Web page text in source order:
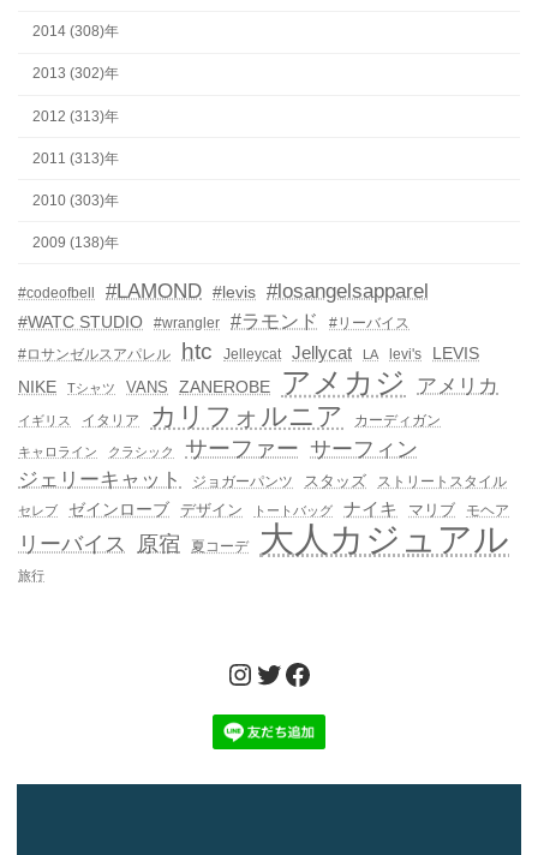
2014 (308)年
2013 (302)年
2012 (313)年
2011 (313)年
2010 (303)年
2009 (138)年
#codeofbell #LAMOND #levis #losangelsapparel
#WATC STUDIO #wrangler #ラモンド
#リーバイス
#ロサンゼルスアパレル
htc Jelleycat Jellycat LA levi's
LEVIS
NIKE
Tシャツ VANS ZANEROBE アメカジ アメリカ
イギリス イタリア カリフォルニア カーディガン
キャロライン クラシック サーファー サーフィン
ジェリーキャット
ジョガーパンツ スタッズ ストリートスタイル
セレブ ゼインローブ デザイン トートバッグ ナイキ マリブ モヘア
リーバイス 原宿 夏コーデ 大人カジュアル
旅行
Instagram
Twitter
Facebook